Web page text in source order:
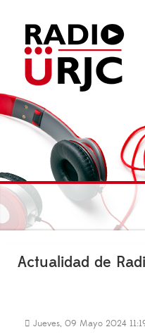
Actualidad de
Jueves, 09 Mayo 2024